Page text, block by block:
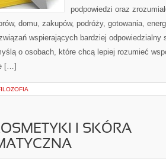
podpowiedzi oraz
domu, zakupów, podróży, gotowania,
wspierających bardziej odpowiedzialny
o osobach, które chcą lepiej rozumieć
[…]
I SKÓRA